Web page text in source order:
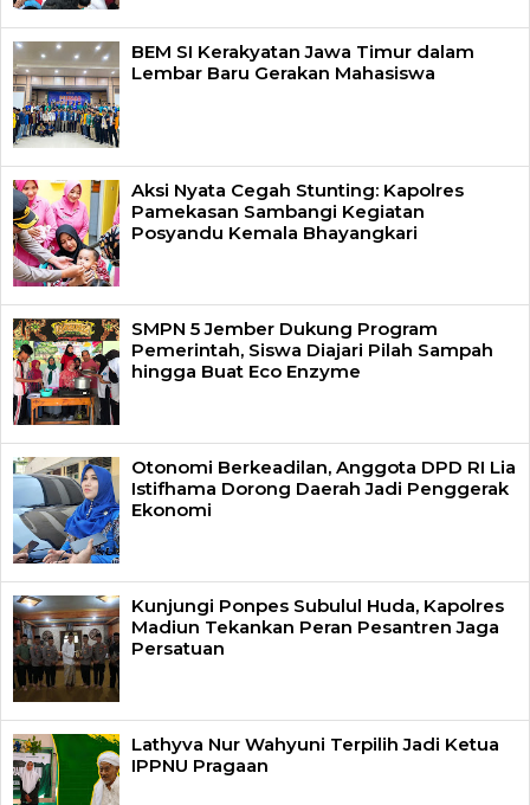
BEM SI Kerakyatan Jawa Timur dalam
Lembar Baru Gerakan Mahasiswa
Aksi Nyata Cegah Stunting: Kapolres
Pamekasan Sambangi Kegiatan
Posyandu Kemala Bhayangkari
SMPN 5 Jember Dukung Program
Pemerintah, Siswa Diajari Pilah Sampah
hingga Buat Eco Enzyme
Otonomi Berkeadilan, Anggota DPD RI Lia
Istifhama Dorong Daerah Jadi Penggerak
Ekonomi
Kunjungi Ponpes Subulul Huda, Kapolres
Madiun Tekankan Peran Pesantren Jaga
Persatuan
Lathyva Nur Wahyuni Terpilih Jadi Ketua
IPPNU Pragaan